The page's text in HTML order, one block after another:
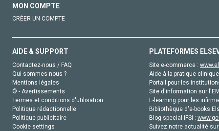
MON COMPTE
CRÉER UN COMPTE
AIDE & SUPPORT
Contactez-nous / FAQ
Qui sommes-nous ?
Mentions légales
© - Avertissements
Termes et conditions d'utilisation
Politique rédactionnelle
Politique publicitaire
Cookie settings
PLATEFORMES
Site e-commerce :
Aide à la pratique
Portail pour les
Site d'information sur
E-learning pour les
Bibliothèque d'e-books
Blog special IFSI :
Suivez notre actualité